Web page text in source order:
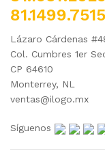
81.1499.7515
Lázaro Cárdenas
Col. Cumbres 1er
CP 64610
Monterrey, NL
ventas@ilogo.mx
Síguenos